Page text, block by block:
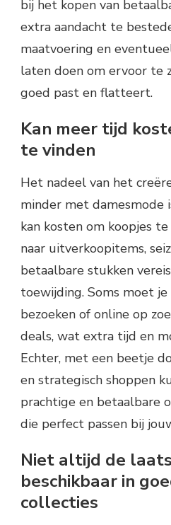
bij het kopen van
extra aandacht te
maatvoering en
laten doen om ervoor te
goed past en flatteert.
Kan meer tijd
te vinden
Het nadeel van het
minder met damesmode
kan kosten om koopjes
naar uitverkoopitems,
betaalbare stukken
toewijding. Soms moet
bezoeken of online op
deals, wat extra tijd en
Echter, met een beetje
en strategisch shoppen
prachtige en betaalbare
die perfect passen bij
Niet altijd de
beschikbaar in
collecties